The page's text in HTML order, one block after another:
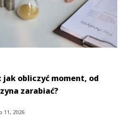
jak obliczyć moment, od
zarabiać?
11, 2026